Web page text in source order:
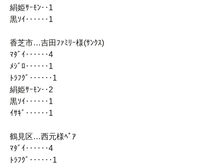
絹姫ｻｰﾓﾝ‥1
黒ｿｲ‥‥‥1
香芝市…吉田ﾌｧﾐﾘｰ様(ｻﾝｸｽ)
ﾏﾀﾞｲ‥‥‥4
ﾒｼﾞﾛ‥‥‥1
ﾄﾗﾌｸﾞ‥‥‥1
絹姫ｻｰﾓﾝ‥2
黒ｿｲ‥‥‥1
ｲｻｷﾞ‥‥‥1
鶴見区…西元様ﾍﾟｱ
ﾏﾀﾞｲ‥‥‥4
ﾄﾗﾌｸﾞ‥‥‥1